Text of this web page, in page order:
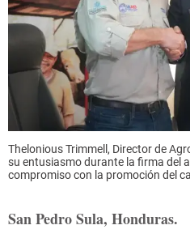
Thelonious Trimmell, Director de
su entusiasmo durante la firma del
compromiso con la promoción del
San Pedro Sula, Honduras.